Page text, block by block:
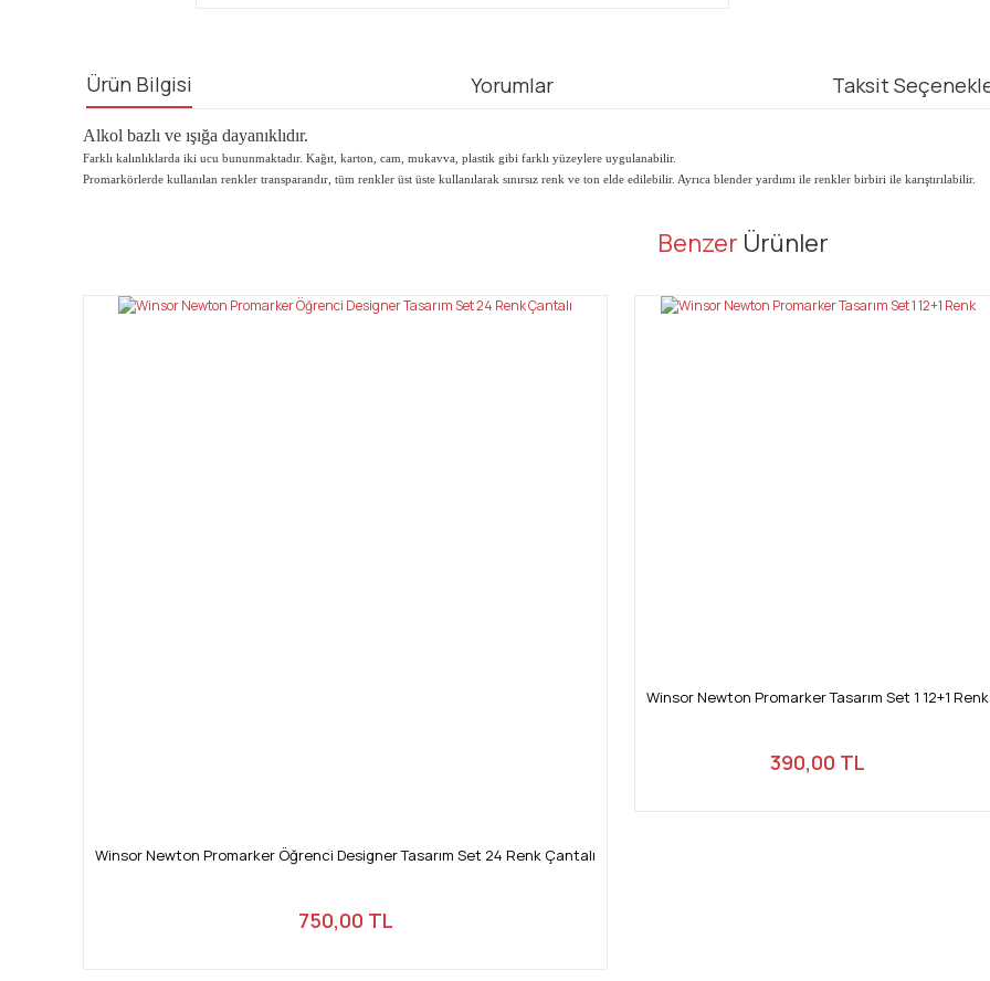
Ürün Bilgisi Yorumlar Taksit
Alkol bazlı ve ışığa dayanıklıdır.
Farklı kalınlıklarda iki ucu bununmaktadır. Kağıt, karton, cam, mukavva, plastik gibi farklı yüzeylere uygulanabilir.
Promarkörlerde kullanılan renkler transparandır, tüm renkler üst üste kullanılarak sınırsız renk ve ton elde edilebilir. Ayrıca blender yardımı ile renkler birbiri ile karıştırılabilir.
Bu ürünün fiyat bilgisi, resim, ürün açıklamalarında ve diğer konularda yetersiz gördüğünüz noktaları öneri formunu kullanarak
Ürün resmi kalitesiz, bozuk veya görüntülenemiyor.
Benzer Ürünler
Winsor Newton Promarker Öğrenci Designer Tasarım Set 24 Renk Çantalı
750,00 TL
Winsor Newton Promarker Tasarım Set 1 12+1 Renk
390,00 TL